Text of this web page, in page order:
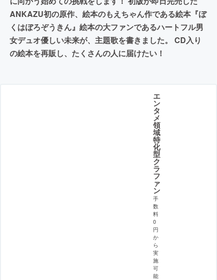
ANKAZU初の原作、絵本のもえちゃん作である絵本『ぼ
くはぼろぞうきん』絵本の大ファンであるハートフル男
女デュオ優しい未来が、主題歌を書きました。 CD入り
の絵本を再販し、たくさんの人に届けたい！
エ
ン
タ
メ
領
域
特
化
型
ク
ラ
フ
ァ
ン
手
数
料
0
円
か
ら
実
施
可
能